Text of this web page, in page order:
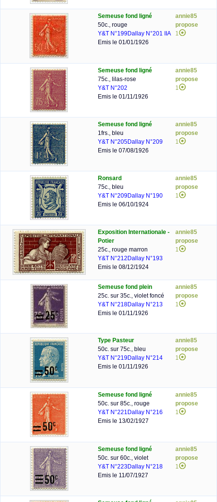
Semeuse fond ligné
50c., rouge
Y&T N°199Dallay N°201 IIA
Emis le 01/01/1926
annie85
propose
1
Semeuse fond ligné
75c., lilas-rose
Y&T N°202
Emis le 01/11/1926
annie85
propose
1
Semeuse fond ligné
1frs., bleu
Y&T N°205Dallay N°209
Emis le 07/08/1926
annie85
propose
1
Ronsard
75c., bleu
Y&T N°209Dallay N°190
Emis le 06/10/1924
annie85
propose
1
Exposition Internationale -
Potier
25c., rouge marron
Y&T N°212 Dallay N°193
Emis le 08/12/1924
annie85
propose
1
Semeuse fond plein
25c. sur 35c., violet foncé
Y&T N°218Dallay N°213
Emis le 01/11/1926
annie85
propose
1
Type Pasteur
50c. sur 75c., bleu
Y&T N°219Dallay N°214
Emis le 01/11/1926
annie85
propose
1
Semeuse fond ligné
50c. sur 85c., rouge
Y&T N°221 Dallay N°216
Emis le 13/02/1927
annie85
propose
1
Semeuse fond ligné
50c. sur 60c., violet
Y&T N°223Dallay N°218
Emis le 11/07/1927
annie85
propose
1